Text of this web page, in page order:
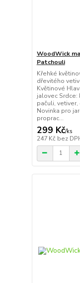
WoodWick
Patchouli
Křehké
dřevitého
Květinové
jalovec Srdce:
pačuli,
Novinka pro
proprac...
299 Kč/ks
247 Kč bez